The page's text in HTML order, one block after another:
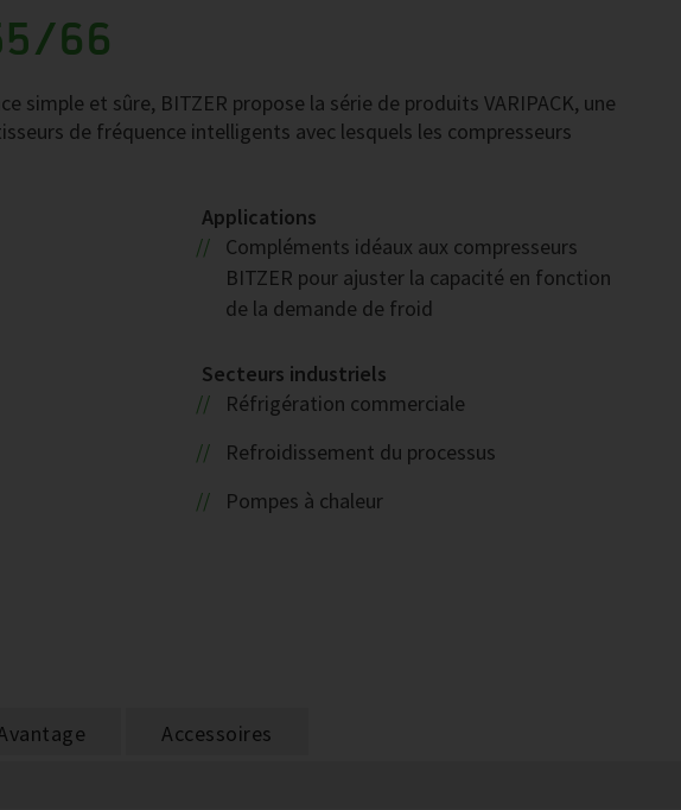
66
simple et sûre, BITZER propose la série de produits VARIPACK, une
de fréquence intelligents avec lesquels les compresseurs
Applications
Compléments idéaux aux compresseurs
BITZER pour ajuster la capacité en fonction
de la demande de froid
Secteurs industriels
Réfrigération commerciale
Refroidissement du processus
Pompes à chaleur
Accessoires